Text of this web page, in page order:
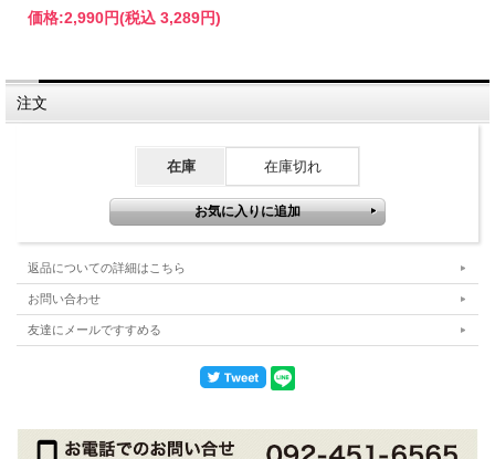
価格:2,990円(税込 3,289円)
注文
在庫 在庫切れ
返品についての詳細はこちら
お問い合わせ
友達にメールですすめる